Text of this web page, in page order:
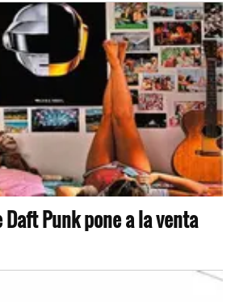
Punk pone a la venta